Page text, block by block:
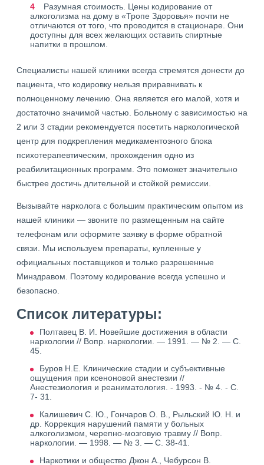
Разумная стоимость. Цены кодирование от
алкоголизма на дому в «Тропе Здоровья» почти не
отличаются от того, что проводится в стационаре. Они
доступны для всех желающих оставить спиртные
напитки в прошлом.
Специалисты нашей клиники всегда стремятся донести до
пациента, что кодировку нельзя приравнивать к
полноценному лечению. Она является его малой, хотя и
достаточно значимой частью. Больному с зависимостью на
2 или 3 стадии рекомендуется посетить наркологической
центр для подкрепления медикаментозного блока
психотерапевтическим, прохождения одно из
реабилитационных программ. Это поможет значительно
быстрее достичь длительной и стойкой ремиссии.
Вызывайте нарколога с большим практическим опытом из
нашей клиники — звоните по размещенным на сайте
телефонам или оформите заявку в форме обратной
связи. Мы используем препараты, купленные у
официальных поставщиков и только разрешенные
Минздравом. Поэтому кодирование всегда успешно и
безопасно.
Список литературы:
Полтавец В. И. Новейшие достижения в области
наркологии // Вопр. наркологии. — 1991. — № 2. — С.
45.
Буров Н.Е. Клинические стадии и субъективные
ощущения при ксеноновой анестезии //
Анестезиология и реаниматология. - 1993. - № 4. - С.
7- 31.
Калишевич С. Ю., Гончаров О. В., Рыльский Ю. Н. и
др. Коррекция нарушений памяти у больных
алкоголизмом, черепно-мозговую травму // Вопр.
наркологии. — 1998. — № 3. — С. 38-41.
Наркотики и общество Джон А., Чебурсон В.